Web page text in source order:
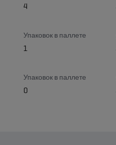
4
Упаковок в паллете
1
Упаковок в паллете
0